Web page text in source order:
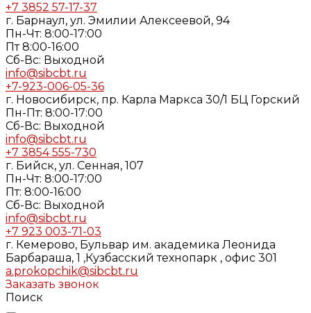
+7 3852 57-17-37
г. Барнаул, ул. Эмилии Алексеевой, 94
Пн-Чт: 8:00-17:00
Пт 8:00-16:00
Cб-Вс: Выходной
info@sibcbt.ru
+7-923-006-05-36
г. Новосибирск, пр. Карла Маркса 30/1 БЦ Горский
Пн-Пт: 8:00-17:00
Cб-Вс: Выходной
info@sibcbt.ru
+7 3854 555-730
г. Бийск, ул. Сенная, 107
Пн-Чт: 8:00-17:00
Пт: 8:00-16:00
Cб-Вс: Выходной
info@sibcbt.ru
+7 923 003-71-03
г. Кемерово, Бульвар им. академика Леонида
Барбараша, 1 ,Кузбасский технопарк , офис 301
a.prokopchik@sibcbt.ru
Заказать звонок
Поиск